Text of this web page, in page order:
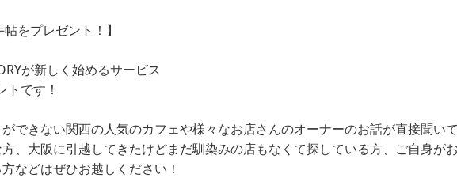
をプレゼント！】
が新しく始めるサービス
です！
できない関西の人気のカフェや様々なお店さんのオーナーのお話が直接聞い
、大阪に引越してきたけどまだ馴染みの店もなくて探している方、ご自身
などはぜひお越しください！